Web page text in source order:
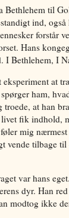
Bethlehem til
ind,
forstår
Hans
I Bethlehem, I
at
ham,
at han
fik indhold,
mig
vende tilbage
var hans
dyr. Han
modtog ikke